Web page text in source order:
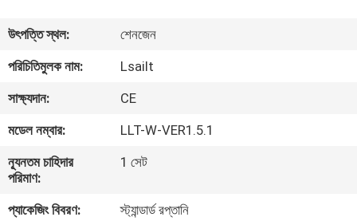
ভিডিও
সম্পর্কে
কারখানা
উৎপত্তি স্থল:
শেনজেন
পরিচিতিমুলক নাম:
Lsailt
সাক্ষ্যদান:
CE
মডেল নম্বার:
LLT-W-VER1.5.1
ন্যূনতম চাহিদার
পরিমাণ:
1 সেট
প্যাকেজিং বিবরণ:
স্ট্যান্ডার্ড রপ্তানি